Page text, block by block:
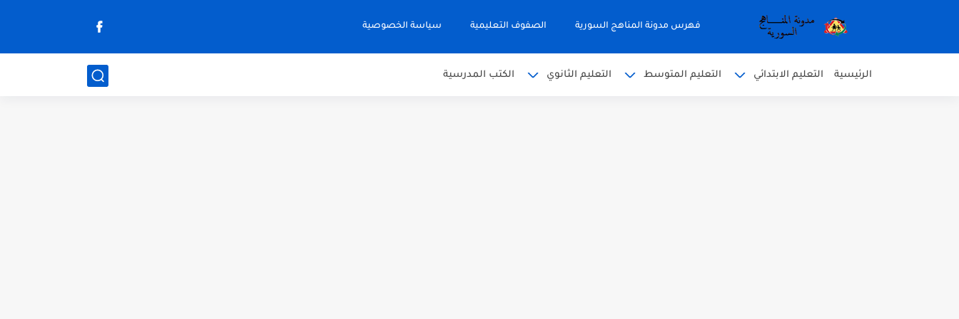
فهرس مدونة المناهج السورية الصفوف التعليمية سياسة الخصوصية
الرئيسية التعليم الابتدائي التعليم المتوسط التعليم الثانوي الكتب المدرسية